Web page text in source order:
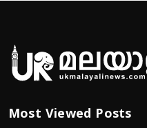
Most Viewed Posts